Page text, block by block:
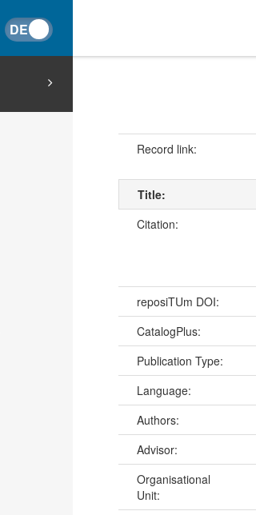
Record link:
Title:
Citation:
reposiTUm DOI:
CatalogPlus:
Publication Type:
Language:
Authors:
Advisor:
Organisational
Unit: